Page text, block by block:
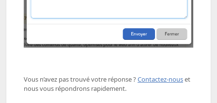
Vous n’avez pas trouvé votre réponse ? ​Contactez-nous​ et
nous vous répondrons rapidement.